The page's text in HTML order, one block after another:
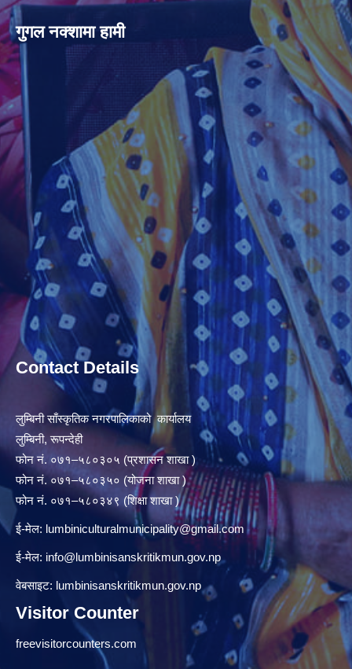
गुगल नक्शामा हामी
Contact Details
लुम्बिनी साँस्कृतिक नगरपालिकाको कार्यालय
लुम्बिनी, रूपन्देही
फोन नं. ०७१–५८०३०५ (प्रशासन शाखा )
फोन नं. ०७१–५८०३५० (योजना शाखा )
फोन नं. ०७१–५८०३४९ (शिक्षा शाखा )
ई-मेल: lumbiniculturalmunicipality@gmail.com
ई-मेल: info@lumbinisanskritikmun.gov.np
वेबसाइट: lumbinisanskritikmun.gov.np
Visitor Counter
freevisitorcounters.com